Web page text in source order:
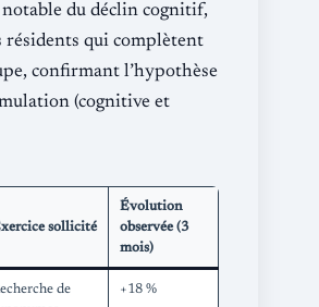
du déclin cognitif,
résidents qui complètent
confirmant l’hypothèse
(cognitive et
sollicité
Évolution
observée (3
mois)
de
+18 %